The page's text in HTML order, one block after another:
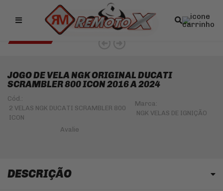
Remotox
10% OFF NO PIX
JOGO DE VELA NGK ORIGINAL DUCATI
SCRAMBLER 800 ICON 2016 A 2024
Cód.:
2 VELAS NGK DUCATI SCRAMBLER 800
ICON
Marca:
NGK VELAS DE IGNIÇÃO
DESCRIÇÃO